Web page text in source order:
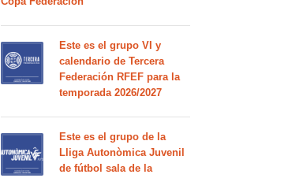
Este es el grupo VI y
calendario de Tercera
Federación RFEF para la
temporada 2026/2027
Este es el grupo de la
Lliga Autonòmica Juvenil
de fútbol sala de la